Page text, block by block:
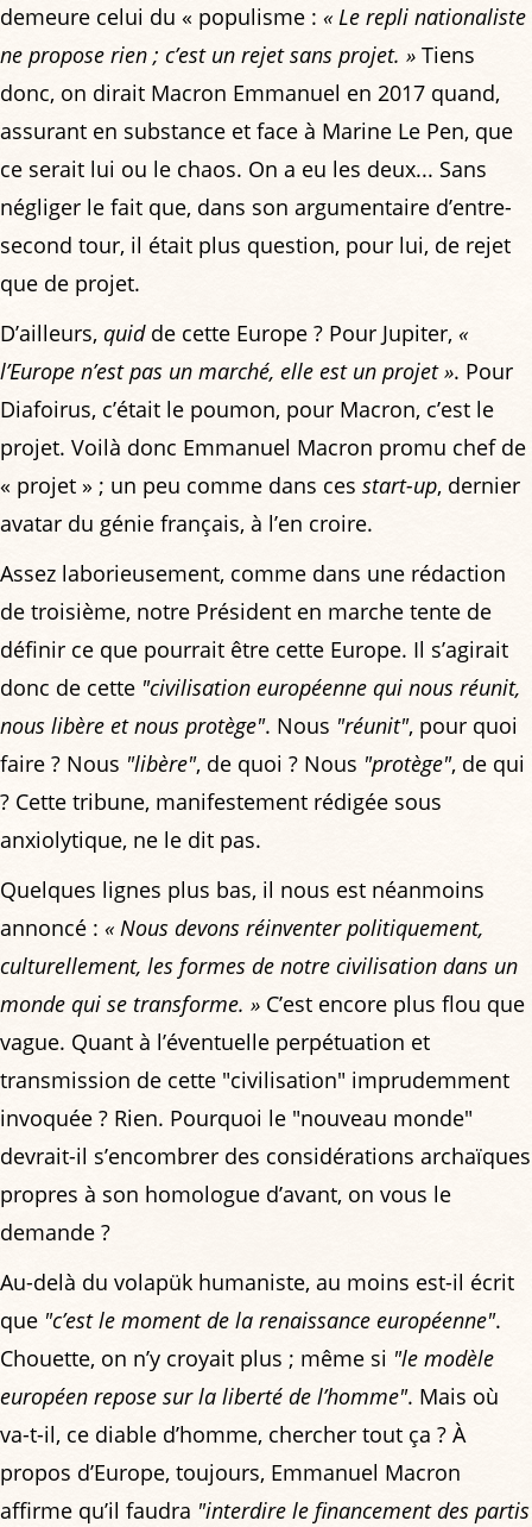
demeure celui du « populisme : « Le repli nationaliste
ne propose rien ; c’est un rejet sans projet. » Tiens
donc, on dirait Macron Emmanuel en 2017 quand,
assurant en substance et face à Marine Le Pen, que
ce serait lui ou le chaos. On a eu les deux... Sans
négliger le fait que, dans son argumentaire d’entre-
second tour, il était plus question, pour lui, de rejet
que de projet.
D’ailleurs, quidde cette Europe ? Pour Jupiter, «
l’Europe n’est pas un marché, elle est un projet ». Pour
Diafoirus, c’était le poumon, pour Macron, c’est le
projet. Voilà donc Emmanuel Macron promu chef de
« projet » ; un peu comme dans ces start-up, dernier
avatar du génie français, à l’en croire.
Assez laborieusement, comme dans une rédaction
de troisième, notre Président en marche tente de
définir ce que pourrait être cette Europe. Il s’agirait
donc de cette "civilisation européenne qui nous réunit,
nous libère et nous protège". Nous "réunit", pour quoi
faire ? Nous "libère", de quoi ? Nous "protège", de qui
? Cette tribune, manifestement rédigée sous
anxiolytique, ne le dit pas.
Quelques lignes plus bas, il nous est néanmoins
annoncé : « Nous devons réinventer politiquement,
culturellement, les formes de notre civilisation dans un
monde qui se transforme. » C’est encore plus flou que
vague. Quant à l’éventuelle perpétuation et
transmission de cette "civilisation" imprudemment
invoquée ? Rien. Pourquoi le "nouveau monde"
devrait-il s’encombrer des considérations archaïques
propres à son homologue d’avant, on vous le
demande ?
Au-delà du volapük humaniste, au moins est-il écrit
que "c’est le moment de la renaissance européenne".
Chouette, on n’y croyait plus ; même si "le modèle
européen repose sur la liberté de l’homme". Mais où
va-t-il, ce diable d’homme, chercher tout ça ? À
propos d’Europe, toujours, Emmanuel Macron
affirme qu’il faudra "interdire le financement des partis